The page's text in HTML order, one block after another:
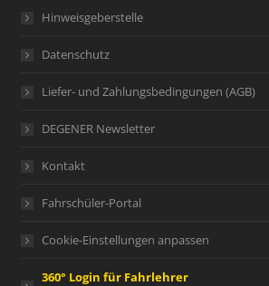
Hinweisgeberstelle
Datenschutz
Liefer- und Zahlungsbedingungen (AGB)
DEGENER Newsletter
Kontakt
Fahrschüler-Portal
Cookie-Einstellungen anpassen
360° Login für Fahrlehrer